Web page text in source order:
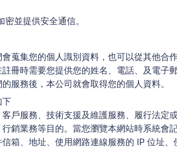
並提供安全通信。
蒐集您的個人識別資料，也可以從其他合
冊時需要您提供您的姓名、電話、及電子
服務後，本公司就會取得您的個人資料。
下
戶服務、技術支援及維護服務、履行法定或
銷業務等目的。當您瀏覽本網站時系統會
箱、地址、使用網路連線服務的 IP 位址、